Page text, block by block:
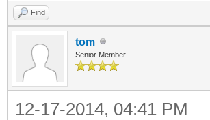
Find
tom
Senior Member
12-17-2014, 04:41 PM